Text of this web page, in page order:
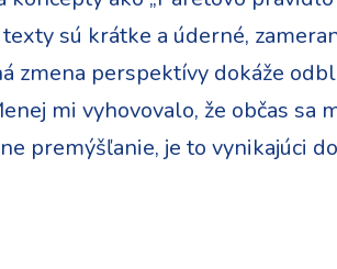
sú krátke a úderné,
zmena perspektívy dokáže
mi vyhovovalo, že občas sa
premýšľanie, je to vynikajúci